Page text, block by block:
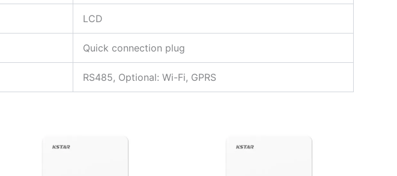
LCD
Quick connection plug
RS485, Optional: Wi-Fi, GPRS